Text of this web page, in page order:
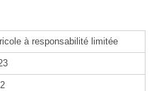
à responsabilité limitée